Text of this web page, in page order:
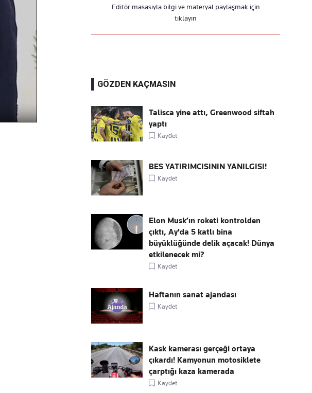
Editör masasıyla bilgi ve materyal paylaşmak için
tıklayın
GÖZDEN KAÇMASIN
Talisca yine attı, Greenwood siftah
yaptı
Kaydet
BES YATIRIMCISININ YANILGISI!
Kaydet
Elon Musk’ın roketi kontrolden
çıktı, Ay'da 5 katlı bina
büyüklüğünde delik açacak! Dünya
etkilenecek mi?
Kaydet
Haftanın sanat ajandası
Kaydet
Kask kamerası gerçeği ortaya
çıkardı! Kamyonun motosiklete
çarptığı kaza kamerada
Kaydet